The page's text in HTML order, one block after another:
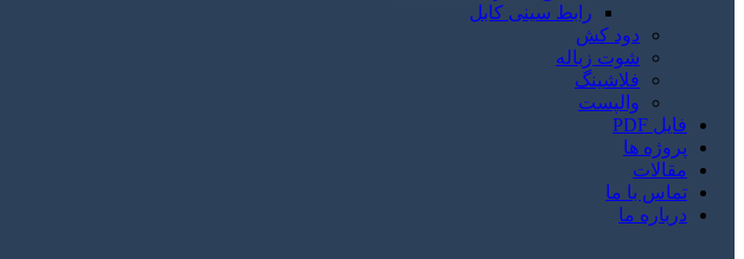
رابط سینی کابل
دود کش
شوت زباله
فلاشینگ
والپست
فایل PDF
پروژه ها
مقالات
تماس با ما
درباره ما